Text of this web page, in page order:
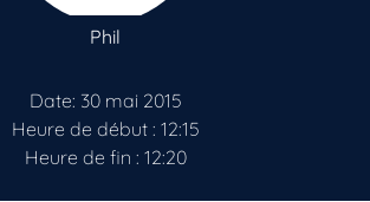
Phil
Date: 30 mai 2015
Heure de début : 12:15
Heure de fin : 12:20